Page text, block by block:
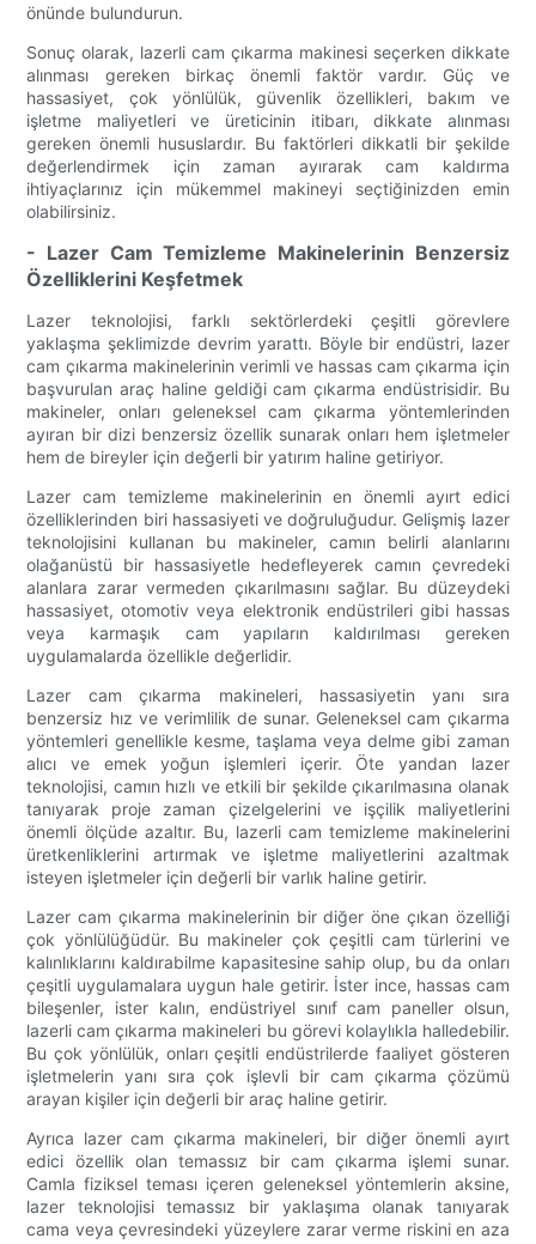
önünde bulundurun.
Sonuç olarak, lazerli cam çıkarma makinesi seçerken dikkate
alınması gereken birkaç önemli faktör vardır. Güç ve
hassasiyet, çok yönlülük, güvenlik özellikleri, bakım ve
işletme maliyetleri ve üreticinin itibarı, dikkate alınması
gereken önemli hususlardır. Bu faktörleri dikkatli bir şekilde
değerlendirmek için zaman ayırarak cam kaldırma
ihtiyaçlarınız için mükemmel makineyi seçtiğinizden emin
olabilirsiniz.
- Lazer Cam Temizleme Makinelerinin Benzersiz
Özelliklerini Keşfetmek
Lazer teknolojisi, farklı sektörlerdeki çeşitli görevlere
yaklaşma şeklimizde devrim yarattı. Böyle bir endüstri, lazer
cam çıkarma makinelerinin verimli ve hassas cam çıkarma için
başvurulan araç haline geldiği cam çıkarma endüstrisidir. Bu
makineler, onları geleneksel cam çıkarma yöntemlerinden
ayıran bir dizi benzersiz özellik sunarak onları hem işletmeler
hem de bireyler için değerli bir yatırım haline getiriyor.
Lazer cam temizleme makinelerinin en önemli ayırt edici
özelliklerinden biri hassasiyeti ve doğruluğudur. Gelişmiş lazer
teknolojisini kullanan bu makineler, camın belirli alanlarını
olağanüstü bir hassasiyetle hedefleyerek camın çevredeki
alanlara zarar vermeden çıkarılmasını sağlar. Bu düzeydeki
hassasiyet, otomotiv veya elektronik endüstrileri gibi hassas
veya karmaşık cam yapıların kaldırılması gereken
uygulamalarda özellikle değerlidir.
Lazer cam çıkarma makineleri, hassasiyetin yanı sıra
benzersiz hız ve verimlilik de sunar. Geleneksel cam çıkarma
yöntemleri genellikle kesme, taşlama veya delme gibi zaman
alıcı ve emek yoğun işlemleri içerir. Öte yandan lazer
teknolojisi, camın hızlı ve etkili bir şekilde çıkarılmasına olanak
tanıyarak proje zaman çizelgelerini ve işçilik maliyetlerini
önemli ölçüde azaltır. Bu, lazerli cam temizleme makinelerini
üretkenliklerini artırmak ve işletme maliyetlerini azaltmak
isteyen işletmeler için değerli bir varlık haline getirir.
Lazer cam çıkarma makinelerinin bir diğer öne çıkan özelliği
çok yönlülüğüdür. Bu makineler çok çeşitli cam türlerini ve
kalınlıklarını kaldırabilme kapasitesine sahip olup, bu da onları
çeşitli uygulamalara uygun hale getirir. İster ince, hassas cam
bileşenler, ister kalın, endüstriyel sınıf cam paneller olsun,
lazerli cam çıkarma makineleri bu görevi kolaylıkla halledebilir.
Bu çok yönlülük, onları çeşitli endüstrilerde faaliyet gösteren
işletmelerin yanı sıra çok işlevli bir cam çıkarma çözümü
arayan kişiler için değerli bir araç haline getirir.
Ayrıca lazer cam çıkarma makineleri, bir diğer önemli ayırt
edici özellik olan temassız bir cam çıkarma işlemi sunar.
Camla fiziksel teması içeren geleneksel yöntemlerin aksine,
lazer teknolojisi temassız bir yaklaşıma olanak tanıyarak
cama veya çevresindeki yüzeylere zarar verme riskini en aza